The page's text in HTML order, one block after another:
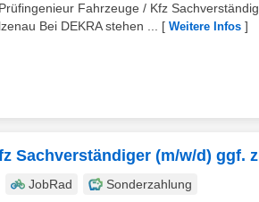
Fahrzeuge / Kfz
Bei DEKRA stehen ...
[ Weitere Infos ]
Sachverständiger (m/w/d) ggf.
JobRad
Sonderzahlung